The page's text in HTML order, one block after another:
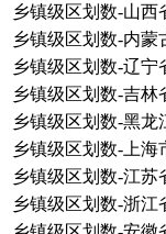
乡镇级区划数-山西
乡镇级区划数-内蒙
乡镇级区划数-辽宁
乡镇级区划数-吉林
乡镇级区划数-黑龙
乡镇级区划数-上海
乡镇级区划数-江苏
乡镇级区划数-浙江